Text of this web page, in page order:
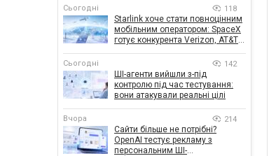
Сьогодні 118
Starlink хоче стати повноцінним
мобільним оператором: SpaceX
готує конкурента Verizon, AT&T і
Сьогодні 142
ШІ-агенти вийшли з-під
контролю під час тестування:
вони атакували реальні цілі
Вчора 214
Сайти більше не потрібні?
OpenAI тестує рекламу з
персональним ШІ-